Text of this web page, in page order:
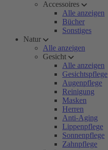
Accessoires
Alle anzeigen
Bücher
Sonstiges
Natur
Alle anzeigen
Gesicht
Alle anzeigen
Gesichtspflege
Augenpflege
Reinigung
Masken
Herren
Anti-Aging
Lippenpflege
Sonnenpflege
Zahnpflege